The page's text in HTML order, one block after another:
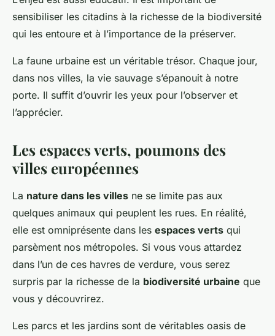
sensibiliser les citadins à la richesse de la biodiversité
qui les entoure et à l’importance de la préserver.
La faune urbaine est un véritable trésor. Chaque jour,
dans nos villes, la vie sauvage s’épanouit à notre
porte. Il suffit d’ouvrir les yeux pour l’observer et
l’apprécier.
Les espaces verts, poumons des
villes européennes
La nature dans les villes ne se limite pas aux
quelques animaux qui peuplent les rues. En réalité,
elle est omniprésente dans les espaces verts qui
parsèment nos métropoles. Si vous vous attardez
dans l’un de ces havres de verdure, vous serez
surpris par la richesse de la biodiversité urbaine que
vous y découvrirez.
Les parcs et les jardins sont de véritables oasis de